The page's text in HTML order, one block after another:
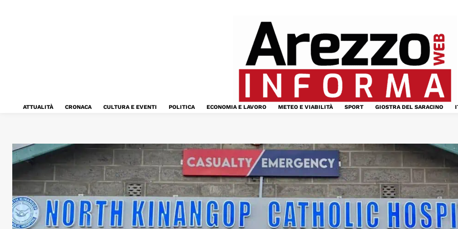
ATTUALITÀ CRONACA CULTURA E EVENTI POLITICA ECONOMIA E LAVORO METEO E VIABILITÀ SPORT GIOSTRA DEL SARACINO